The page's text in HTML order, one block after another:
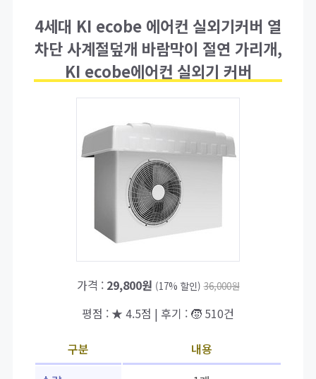
4세대 KI ecobe 에어컨 실외기커버 열
차단 사계절덮개 바람막이 절연 가리개,
KI ecobe에어컨 실외기 커버
가격 : 29,800원 (17% 할인) 36,000원
평점 : ★ 4.5점 | 후기 : 🧒 510건
구분
내용